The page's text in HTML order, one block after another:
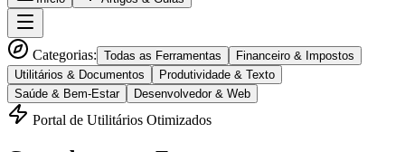
Categorias: Todas as Ferramentas
Financeiro & Impostos
Utilitários & Documentos
Produtividade & Texto
Saúde & Bem-Estar
Desenvolvedor & Web
Portal de Utilitários Otimizados